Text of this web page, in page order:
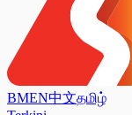
BMEN中文தமிழ்